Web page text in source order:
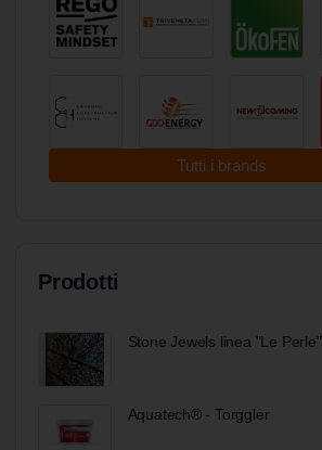
Tutti i brands
Prodotti
Stone Jewels linea "Le Perle"
Aquatech® - Torggler